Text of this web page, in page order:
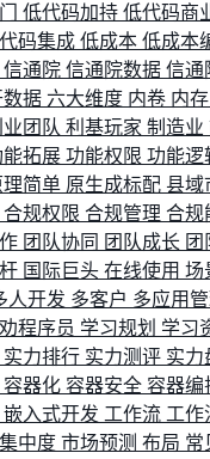
低代码加持 低代码商
码集成 低成本 低成本
信通院 信通院数据 信通
数据 六大维度 内卷 内存
团队 利基玩家 制造业
能拓展 功能权限 功能逻
理简单 原生成标配 县域
合规权限 合规管理 合规
团队协同 团队成长 团
国际巨头 在线使用 场
人开发 多客户 多应用
程序员 学习规划 学习
实力排行 实力测评 实力
容器化 容器安全 容器编
嵌入式开发 工作流 工作
中度 市场预测 布局 常